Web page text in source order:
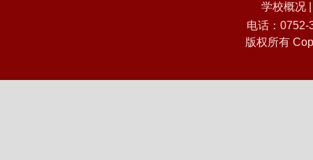
学校概况
电话：0752-
版权所有